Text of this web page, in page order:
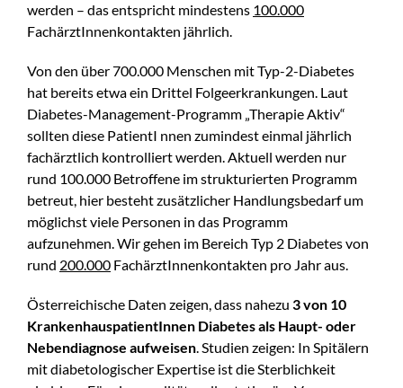
werden – das entspricht mindestens 100.000
FachärztInnenkontakten jährlich.
Von den über 700.000 Menschen mit Typ-2-Diabetes
hat bereits etwa ein Drittel Folgeerkrankungen. Laut
Diabetes-Management-Programm „Therapie Aktiv“
sollten diese PatientI nnen zumindest einmal jährlich
fachärztlich kontrolliert werden. Aktuell werden nur
rund 100.000 Betroffene im strukturierten Programm
betreut, hier besteht zusätzlicher Handlungsbedarf um
möglichst viele Personen in das Programm
aufzunehmen. Wir gehen im Bereich Typ 2 Diabetes von
rund 200.000 FachärztInnenkontakten pro Jahr aus.
Österreichische Daten zeigen, dass nahezu 3 von 10
KrankenhauspatientInnen Diabetes als Haupt- oder
Nebendiagnose aufweisen. Studien zeigen: In Spitälern
mit diabetologischer Expertise ist die Sterblichkeit